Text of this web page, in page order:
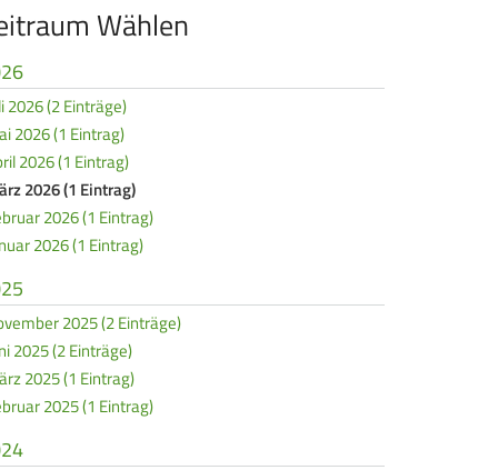
Wählen
2026 (2 Einträge)
2026 (1 Eintrag)
2026 (1 Eintrag)
2026 (1 Eintrag)
2026 (1 Eintrag)
2026 (1 Eintrag)
2025 (2 Einträge)
2025 (2 Einträge)
2025 (1 Eintrag)
2025 (1 Eintrag)
Schießsport